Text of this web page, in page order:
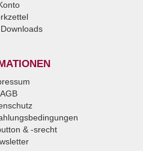
AGB
& -srecht